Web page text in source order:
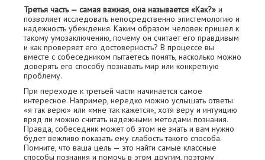
Третья часть — самая важная, она называется «Как?» и
позволяет исследовать непосредственно эпистемологию и
надежность убеждения. Каким образом человек пришел к
такому умозаключению, почему он считает его правдивым
и как проверяет его достоверность? В процессе вы
вместе с собеседником пытаетесь понять, насколько можно
доверять его способу познавать мир или конкретную
проблему.
При переходе к третьей части начинается самое
интересное. Например, нередко можно услышать ответы
«я так верю» или «мне так кажется», хотя веру и интуицию
вряд ли можно считать надежными методами познания.
Правда, собеседник может об этом не знать и вам нужно
будет вежливо показать ему слабость такого способа.
Помните, что ваша цель — это найти самые классные
способы познания и помочь в этом другим, поэтому